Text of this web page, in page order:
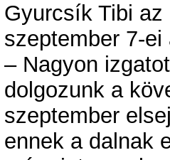
Gyurcsík Tibi
szeptember 7-
– Nagyon
dolgozunk a
szeptember
ennek a dalnak